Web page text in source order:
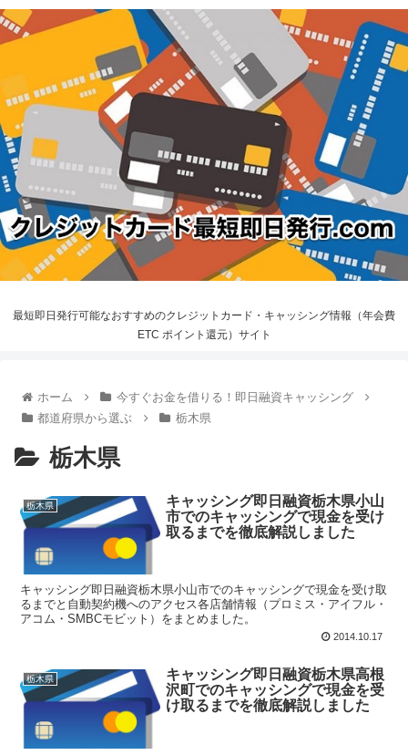
最短即日発行可能なおすすめのクレジットカード・キャッシング情報（年会費
ETC ポイント還元）サイト
ホーム
今すぐお金を借りる！即日融資キャッシング
都道府県から選ぶ
栃木県
栃木県
栃木県
キャッシング即日融資栃木県小山
市でのキャッシングで現金を受け
取るまでを徹底解説しました
キャッシング即日融資栃木県小山市でのキャッシングで現金を受け取
るまでと自動契約機へのアクセス各店舗情報（プロミス・アイフル・
アコム・SMBCモビット）をまとめました。
2014.10.17
栃木県
キャッシング即日融資栃木県高根
沢町でのキャッシングで現金を受
け取るまでを徹底解説しました